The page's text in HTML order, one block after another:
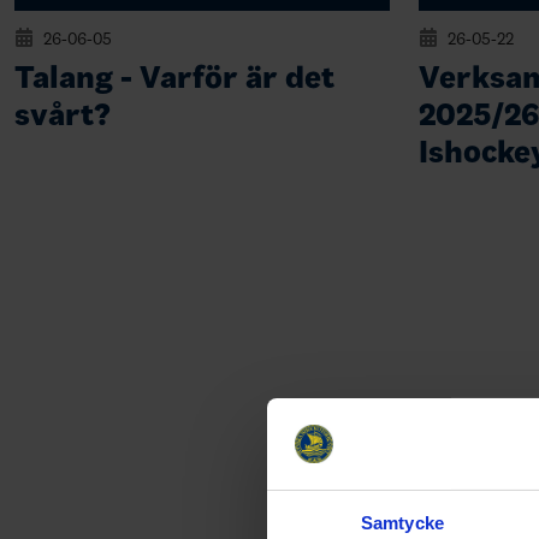
Samtycke
Talang - Varför är det
svårt?
26-06-05
2025/
26-05-22